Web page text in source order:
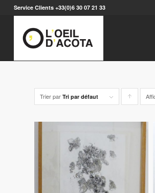
Service Clients +33(0)6 30 07 21 33
Trier par Tri par défaut